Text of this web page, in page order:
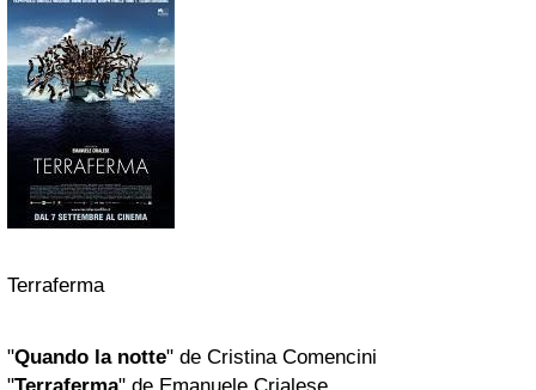
Terraferma
"Quando la notte" de Cristina Comencini